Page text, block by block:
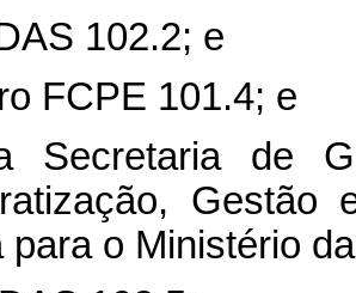
102.2; e
FCPE 101.4; e
de
para o Ministério